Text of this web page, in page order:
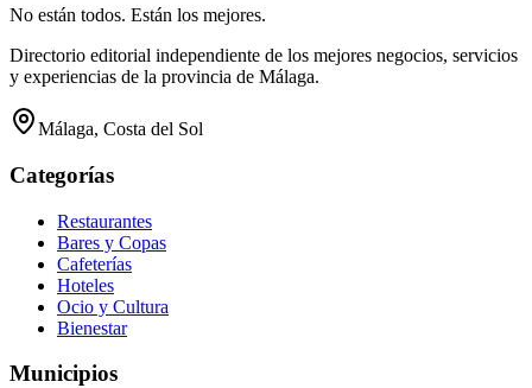
No están todos. Están los mejores.
Directorio editorial independiente de los mejores negocios, servicios
y experiencias de la provincia de Málaga.
Málaga, Costa del Sol
Categorías
Restaurantes
Bares y Copas
Cafeterías
Hoteles
Ocio y Cultura
Bienestar
Municipios